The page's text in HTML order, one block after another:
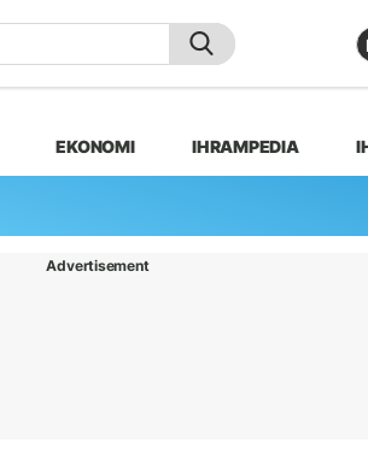
EKONOMI IHRAMPEDIA
Advertisement